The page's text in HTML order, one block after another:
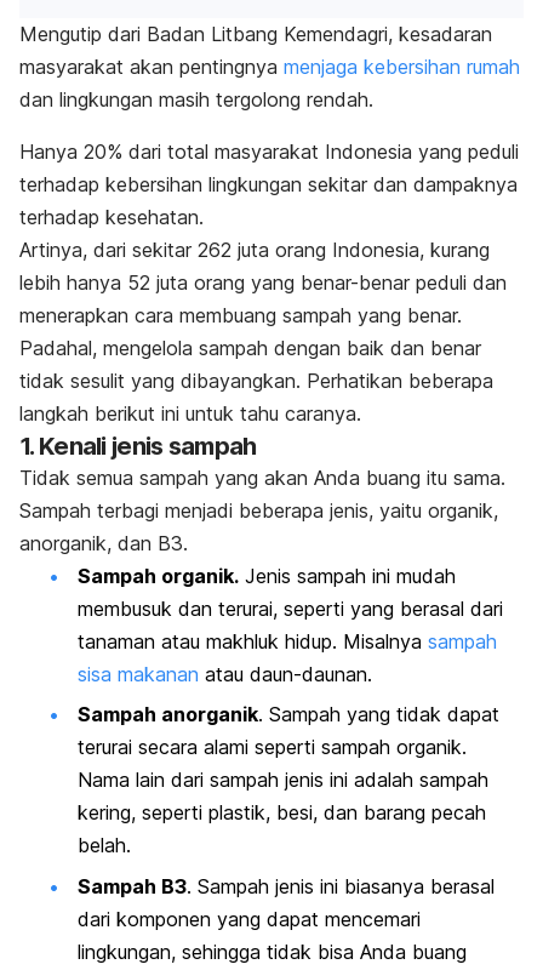
Mengutip dari Badan Litbang Kemendagri, kesadaran
masyarakat akan pentingnya menjaga kebersihan rumah
dan lingkungan masih tergolong rendah.
Hanya 20% dari total masyarakat Indonesia yang peduli
terhadap kebersihan lingkungan sekitar dan dampaknya
terhadap kesehatan.
Artinya, dari sekitar 262 juta orang Indonesia, kurang
lebih hanya 52 juta orang yang benar-benar peduli dan
menerapkan cara membuang sampah yang benar.
Padahal, mengelola sampah dengan baik dan benar
tidak sesulit yang dibayangkan. Perhatikan beberapa
langkah berikut ini untuk tahu caranya.
1. Kenali jenis sampah
Tidak semua sampah yang akan Anda buang itu sama.
Sampah terbagi menjadi beberapa jenis, yaitu organik,
anorganik, dan B3.
Sampah organik. Jenis sampah ini mudah
membusuk dan terurai, seperti yang berasal dari
tanaman atau makhluk hidup. Misalnya sampah
sisa makanan atau daun-daunan.
Sampah anorganik. Sampah yang tidak dapat
terurai secara alami seperti sampah organik.
Nama lain dari sampah jenis ini adalah sampah
kering, seperti plastik, besi, dan barang pecah
belah.
Sampah B3. Sampah jenis ini biasanya berasal
dari komponen yang dapat mencemari
lingkungan, sehingga tidak bisa Anda buang